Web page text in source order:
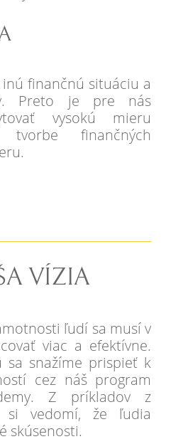
finančnú situáciu a
Preto je pre nás
vysokú mieru
finančných
VÍZIA
ľudí sa musí v
viac a efektívne.
sa snažíme prispieť k
cez náš program
Z príkladov z
si vedomí, že ľudia
skúsenosti.